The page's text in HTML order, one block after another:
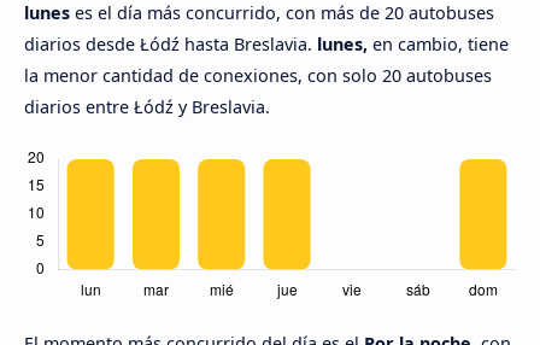
lunes es el día más concurrido, con más de 20 autobuses
diarios desde Łódź hasta Breslavia. lunes, en cambio, tiene
la menor cantidad de conexiones, con solo 20 autobuses
diarios entre Łódź y Breslavia.